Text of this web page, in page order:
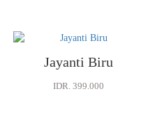
Jayanti Biru
IDR. 399.000